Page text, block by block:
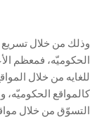
وذلك من خلال تسريع
الحكوميّه، فمعظم
للغايه من خلال
كالمواقع
التسوّق من خلال